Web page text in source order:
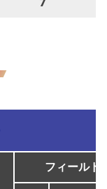
フィールド